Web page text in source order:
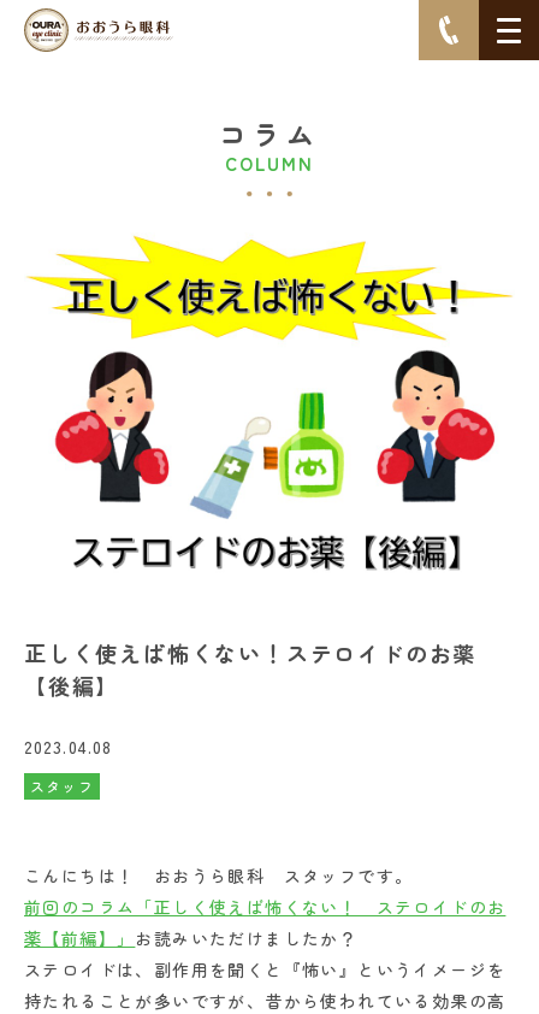
コラム
COLUMN
正しく使えば怖くない！ステロイドのお薬
【後編】
2023.04.08
スタッフ
こんにちは！ おおうら眼科 スタッフです。
前回のコラム「正しく使えば怖くない！ ステロイドのお
薬【前編】」 お読みいただけましたか？
ステロイドは、副作用を聞くと『怖い』というイメージを
持たれることが多いですが、昔から使われている効果の高